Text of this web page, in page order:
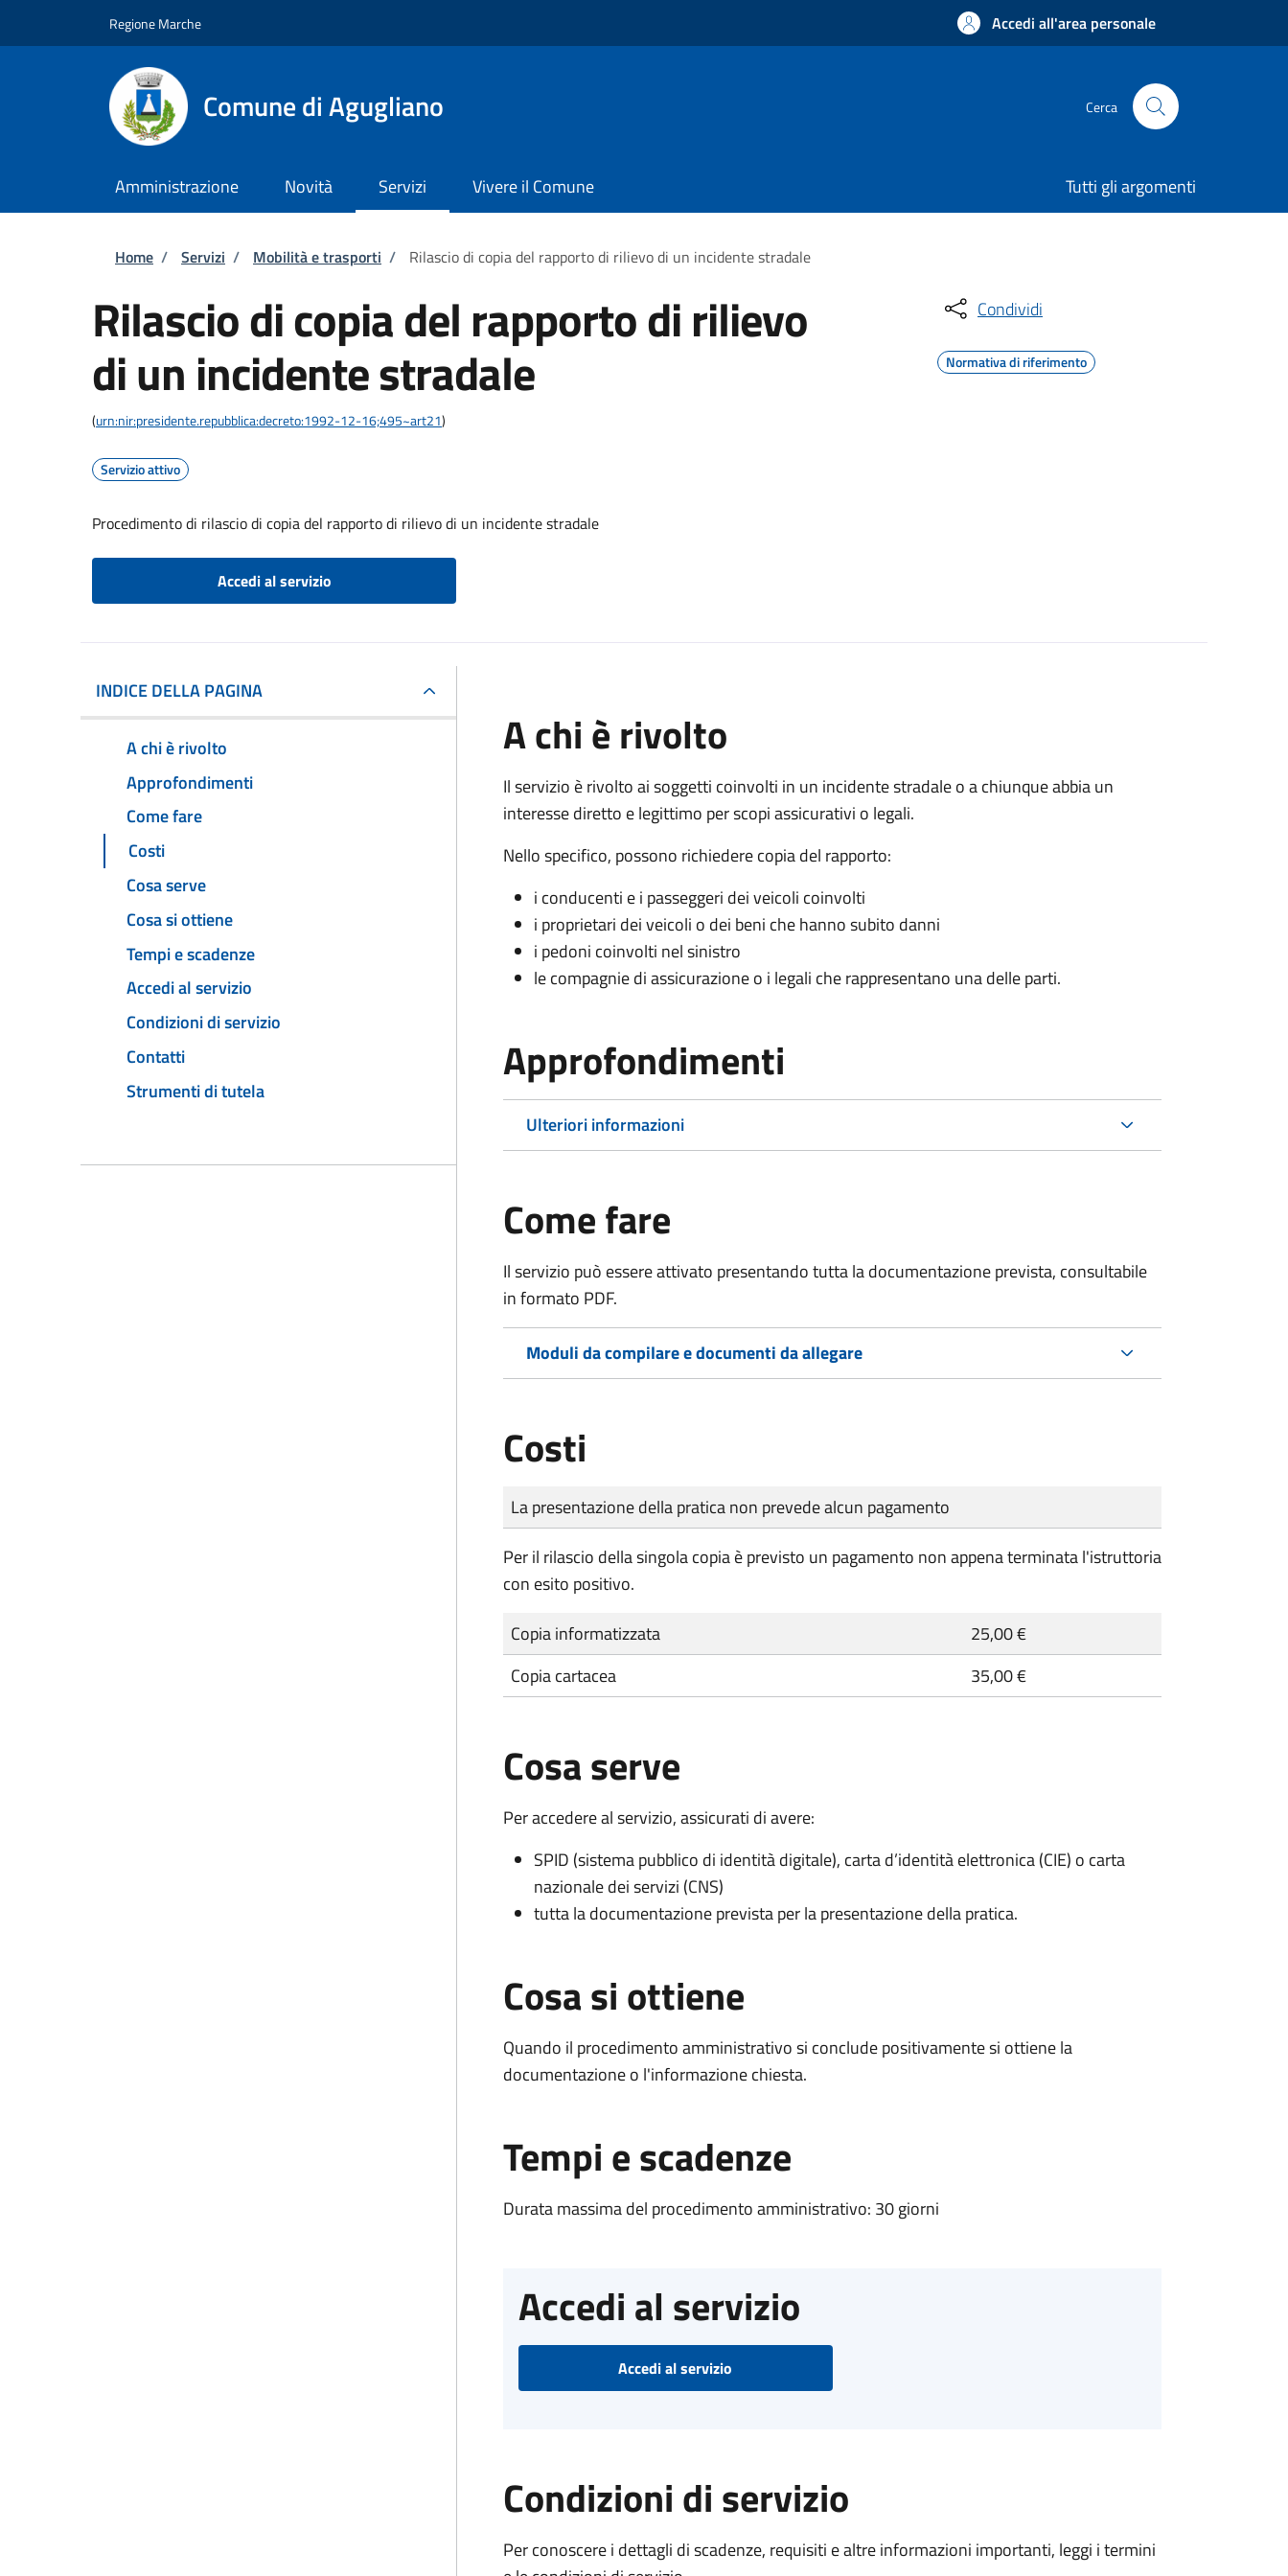
Regione Marche Accedi all'area personale
Comune di Agugliano Cerca
Amministrazione Novità Servizi Vivere il Comune Tutti gli argomenti
Briciole di pane
Home / Servizi / Mobilità e trasporti / Rilascio di copia del rapporto di rilievo di un incidente stradale
Rilascio di copia del rapporto di rilievo
di un incidente stradale
(urn:nir:presidente.repubblica:decreto:1992-12-16;495~art21)
Servizio attivo
Procedimento di rilascio di copia del rapporto di rilievo di un incidente stradale
Accedi al servizio
Condividi
Normativa di riferimento
INDICE DELLA PAGINA
A chi è rivolto
Approfondimenti
Come fare
Costi
Cosa serve
Cosa si ottiene
Tempi e scadenze
Accedi al servizio
Condizioni di servizio
Contatti
Strumenti di tutela
A chi è rivolto
Il servizio è rivolto ai soggetti coinvolti in un incidente stradale o a chiunque abbia un
interesse diretto e legittimo per scopi assicurativi o legali.
Nello specifico, possono richiedere copia del rapporto:
i conducenti e i passeggeri dei veicoli coinvolti
i proprietari dei veicoli o dei beni che hanno subito danni
i pedoni coinvolti nel sinistro
le compagnie di assicurazione o i legali che rappresentano una delle parti.
Approfondimenti
Ulteriori informazioni
Come fare
Il servizio può essere attivato presentando tutta la documentazione prevista, consultabile
in formato PDF.
Moduli da compilare e documenti da allegare
Costi
Tipo di pagamento
Importo
La presentazione della pratica non prevede alcun pagamento
Per il rilascio della singola copia è previsto un pagamento non appena terminata l'istruttoria
con esito positivo.
Copia informatizzata
25,00 €
Copia cartacea
35,00 €
Cosa serve
Per accedere al servizio, assicurati di avere:
SPID (sistema pubblico di identità digitale), carta d’identità elettronica (CIE) o carta
nazionale dei servizi (CNS)
tutta la documentazione prevista per la presentazione della pratica.
Cosa si ottiene
Quando il procedimento amministrativo si conclude positivamente si ottiene la
documentazione o l'informazione chiesta.
Tempi e scadenze
Durata massima del procedimento amministrativo: 30 giorni
Accedi al servizio
Accedi al servizio
Condizioni di servizio
Per conoscere i dettagli di scadenze, requisiti e altre informazioni importanti, leggi i termini